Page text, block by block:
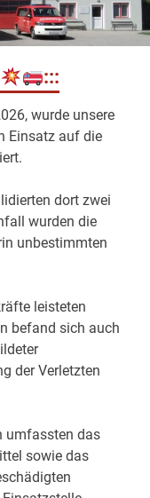
:::
wurde unsere
Einsatz auf die
dort zwei
wurden die
unbestimmten
leisteten
befand sich auch
der Verletzten
umfassten das
sowie das